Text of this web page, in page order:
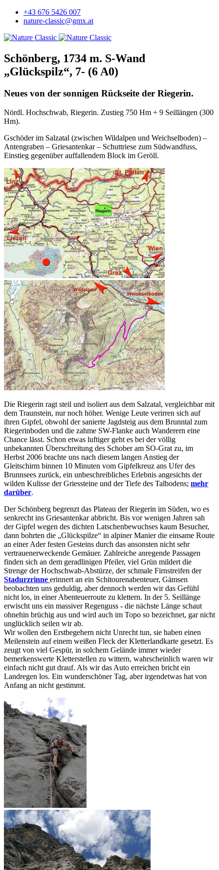
+43 676 5426 007
nature-classic@gmx.at
Schönberg, 1734 m. S-Wand
„Glückspilz“, 7- (6 A0)
Neues von der sonnigen Rückseite der Riegerin.
Nördl. Hochschwab, Riegerin. Zustieg 750 Hm + 9 Seillängen (300
Hm).
Gschöder im Salzatal (zwischen Wildalpen und Weichselboden) –
Antengraben – Griesantenkar – Schuttriese zum Südwandfuss,
Einstieg gegenüber auffallendem Block im Geröll.
Die Riegerin ragt steil und isoliert aus dem Salzatal, vergleichbar mit
dem Traunstein, nur noch höher. Wenige Leute verirren sich auf
ihren Gipfel, obwohl der sanierte Jagdsteig aus dem Brunntal zum
Riegerinboden und die zahme SW-Flanke auch Wanderern eine
Chance lässt. Schon etwas luftiger geht es bei der völlig
unbekannten Überschreitung des Schober am SO-Grat zu, im
Herbst 2006 brachte uns nach diesem langen Anstieg der
Gleitschirm binnen 10 Minuten vom Gipfelkreuz ans Ufer des
Brunnsees zurück, ein unbeschreibliches Erlebnis angesichts der
wilden Kulisse der Griessteine und der Tiefe des Talbodens; mehr
darüber.
Der Schönberg begrenzt das Plateau der Riegerin im Süden, wo es
senkrecht ins Griesantenkar abbricht. Bis vor wenigen Jahren sah
der Gipfel wegen des dichten Latschenbewuchses kaum Besucher,
dann bohrten die „Glückspilze“ in alpiner Manier die einsame Route
an einer Ader festen Gesteins durch das ansonsten nicht sehr
vertrauenerweckende Gemäuer. Zahlreiche anregende Passagen
finden sich an dem geradlinigen Pfeiler, viel Grün mildert die
Strenge der Hochschwab-Abstürze, der schmale Firnstreifen der
Stadurzrinne erinnert an ein Schitourenabenteuer, Gämsen
beobachten uns geduldig, aber dennoch werden wir das Gefühl
nicht los, in einer Abenteuerroute zu klettern. In der 5. Seillänge
erwischt uns ein massiver Regenguss - die nächste Länge schaut
ohnehin brüchig aus und wird auch im Topo so bezeichnet, gar nicht
unglücklich seilen wir ab.
Wir wollen den Erstbegehern nicht Unrecht tun, sie haben einen
Meilenstein auf einem weißen Fleck der Kletterlandkarte gesetzt. Es
zeugt von viel Gespür, in solchem Gelände immer wieder
bemerkenswerte Kletterstellen zu wittern, wahrscheinlich waren wir
einfach nicht gut drauf. Als wir das Auto erreichen bricht ein
Landregen los. Ein wunderschöner Tag, aber irgendetwas hat von
Anfang an nicht gestimmt.